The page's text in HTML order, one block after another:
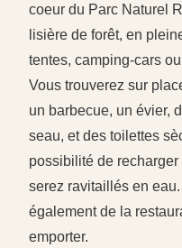
coeur du Parc Naturel
lisière de forêt, en
tentes, camping-cars
Vous trouverez sur
un barbecue, un évier,
seau, et des toilettes
possibilité de
serez ravitaillés en
également de la
emporter.